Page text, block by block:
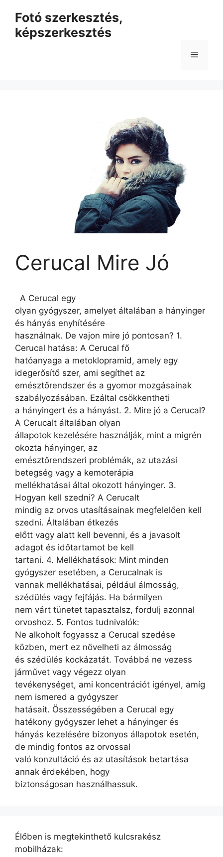
tartalomba
Fotó szerkesztés,
képszerkesztés
Menü
Cerucal Mire Jó
A Cerucal egy
olyan gyógyszer, amelyet általában a hányinger
és hányás enyhítésére
használnak. De vajon mire jó pontosan? 1.
Cerucal hatása: A Cerucal fő
hatóanyaga a metoklopramid, amely egy
idegerősítő szer, ami segíthet az
emésztőrendszer és a gyomor mozgásainak
szabályozásában. Ezáltal csökkentheti
a hányingert és a hányást. 2. Mire jó a Cerucal?
A Cerucalt általában olyan
állapotok kezelésére használják, mint a migrén
okozta hányinger, az
emésztőrendszeri problémák, az utazási
betegség vagy a kemoterápia
mellékhatásai által okozott hányinger. 3.
Hogyan kell szedni? A Cerucalt
mindig az orvos utasításainak megfelelően kell
szedni. Általában étkezés
előtt vagy alatt kell bevenni, és a javasolt
adagot és időtartamot be kell
tartani. 4. Mellékhatások: Mint minden
gyógyszer esetében, a Cerucalnak is
vannak mellékhatásai, például álmosság,
szédülés vagy fejfájás. Ha bármilyen
nem várt tünetet tapasztalsz, fordulj azonnal
orvoshoz. 5. Fontos tudnivalók:
Ne alkoholt fogyassz a Cerucal szedése
közben, mert ez növelheti az álmosság
és szédülés kockázatát. Továbbá ne vezess
járművet vagy végezz olyan
tevékenységet, ami koncentrációt igényel, amíg
nem ismered a gyógyszer
hatásait. Összességében a Cerucal egy
hatékony gyógyszer lehet a hányinger és
hányás kezelésére bizonyos állapotok esetén,
de mindig fontos az orvossal
való konzultáció és az utasítások betartása
annak érdekében, hogy
biztonságosan használhassuk.
Élőben is megtekinthető kulcsrakész
mobilházak: